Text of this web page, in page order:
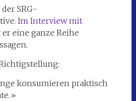
SRG-
Im Interview mit
eine ganze Reihe
konsumieren praktisch